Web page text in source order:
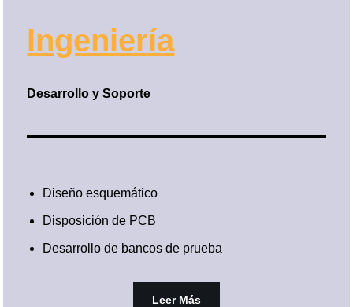
Ingeniería
Desarrollo y Soporte
Diseño esquemático
Disposición de PCB
Desarrollo de bancos de prueba
Leer Más